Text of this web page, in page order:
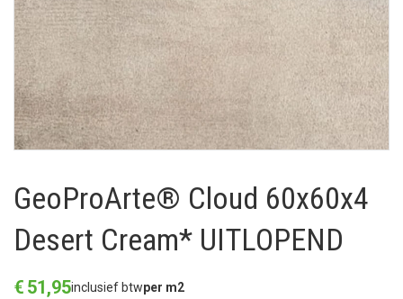
GeoProArte® Cloud 60x60x4
Desert Cream* UITLOPEND
€ 51,95inclusief btwper m2